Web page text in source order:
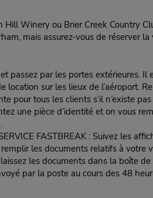
Winery ou Brier Creek Country
mais assurez-vous de réserver
par les portes extérieures.
sur les lieux de l’aéroport.
pour tous les clients s’il n’existe
une pièce d’identité et on vous
FASTBREAK : Suivez les
les documents relatifs à
les documents dans la boîte
par la poste au cours des 48